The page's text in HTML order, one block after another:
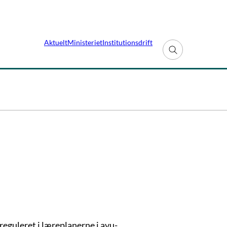
AktueltMinisterietInstitutionsdrift
Fold søgefelt ud